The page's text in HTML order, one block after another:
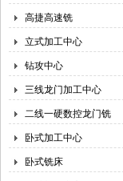
高捷高速铣
立式加工中心
钻攻中心
三线龙门加工中心
二线一硬数控龙门铣
卧式加工中心
卧式铣床